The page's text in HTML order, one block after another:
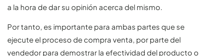
a la hora de dar su opinión acerca del mismo.
Por tanto, es importante para ambas partes que se
ejecute el proceso de compra venta, por parte del
vendedor para demostrar la efectividad del producto o